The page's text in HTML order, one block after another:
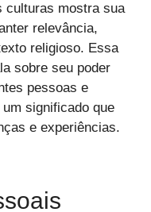
culturas mostra sua
relevância,
religioso. Essa
sobre seu poder
pessoas e
significado que
e experiências.